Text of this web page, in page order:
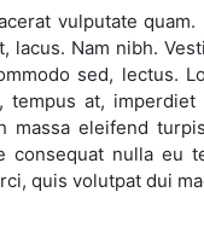
vulputate
lacus. Nam nibh.
sed, lectus.
tempus at,
massa eleifend
consequat nulla eu
quis volutpat dui